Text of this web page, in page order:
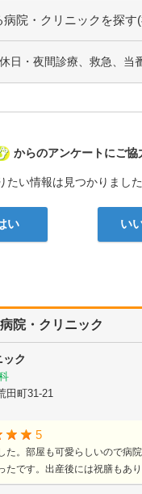
病院・クリニックを探す
日・夜間診療、救急、当
病院なび
からのアンケートにご協
たい情報は見つかりまし
い い
院・クリニック
ク
田町31-21
5
た。部屋も可愛らしいので病
たです。出産後には祝膳もあ